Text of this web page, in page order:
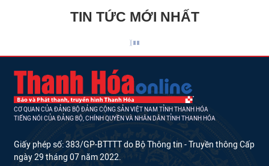
TIN TỨC MỚI NHẤT
CƠ QUAN CỦA ĐẢNG BỘ ĐẢNG CỘNG SẢN VIỆT NAM TỈNH THANH HÓA
TIẾNG NÓI CỦA ĐẢNG BỘ, CHÍNH QUYỀN VÀ NHÂN DÂN TỈNH THANH HÓA
Giấy phép số: 383/GP-BTTTT do Bộ Thông tin - Truyền thông Cấp
ngày 29 tháng 07 năm 2022.